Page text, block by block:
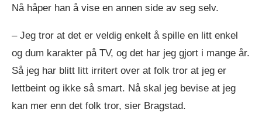
Nå håper han å vise en annen side av seg selv.
– Jeg tror at det er veldig enkelt å spille en litt enkel
og dum karakter på TV, og det har jeg gjort i mange år.
Så jeg har blitt litt irritert over at folk tror at jeg er
lettbeint og ikke så smart. Nå skal jeg bevise at jeg
kan mer enn det folk tror, sier Bragstad.